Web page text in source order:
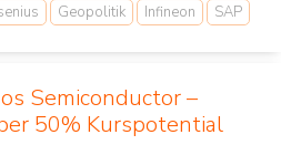
Geopolitik Infineon SAP
Semiconductor –
50% Kurspotential